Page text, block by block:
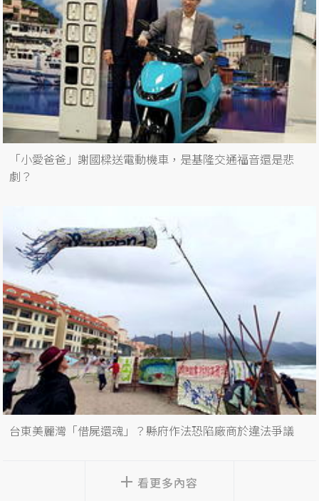
「小愛爸爸」謝國樑送電動機車，是基隆交通福音還是悲
劇？
台東美麗灣「借屍還魂」？縣府作法恐陷廠商於違法爭議
看更多內容